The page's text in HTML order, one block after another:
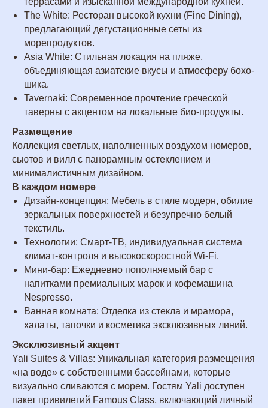
The White: Ресторан высокой кухни (Fine Dining),
предлагающий дегустационные сеты из
морепродуктов.
Asia White: Стильная локация на пляже,
объединяющая азиатские вкусы и атмосферу бохо-
шика.
Tavernaki: Современное прочтение греческой
таверны с акцентом на локальные био-продукты.
Размещение
Коллекция светлых, наполненных воздухом номеров,
сьютов и вилл с панорамным остеклением и
минималистичным дизайном.
В каждом номере
Дизайн-концепция: Мебель в стиле модерн, обилие
зеркальных поверхностей и безупречно белый
текстиль.
Технологии: Смарт-ТВ, индивидуальная система
климат-контроля и высокоскоростной Wi-Fi.
Мини-бар: Ежедневно пополняемый бар с
напитками премиальных марок и кофемашина
Nespresso.
Ванная комната: Отделка из стекла и мрамора,
халаты, тапочки и косметика эксклюзивных линий.
Эксклюзивный акцент
Yali Suites & Villas: Уникальная категория размещения
«на воде» с собственными бассейнами, которые
визуально сливаются с морем. Гостям Yali доступен
пакет привилегий Famous Class, включающий личный